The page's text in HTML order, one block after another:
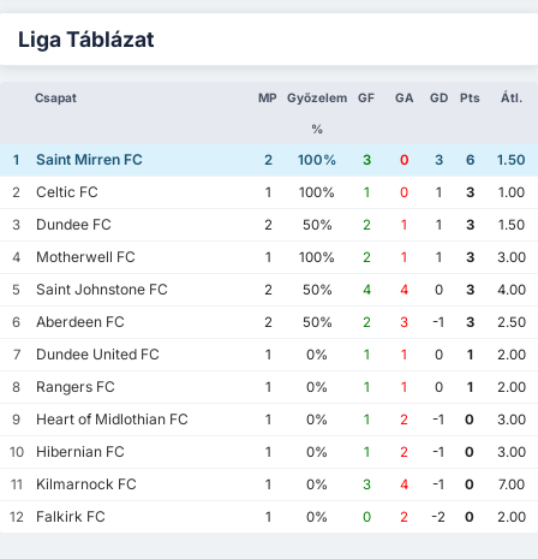
Liga Táblázat
Csapat MP Győzelem
%
GF GA GD Pts Átl.
1 Saint Mirren FC 2 100% 3 0 3 6
1.50
2
Celtic FC 1 100% 1 0 1 3
1.00
3
Dundee FC 2 50% 2 1 1 3
1.50
4
Motherwell FC 1 100% 2 1 1 3
3.00
5
Saint Johnstone FC 2 50% 4 4 0 3
4.00
6
Aberdeen FC 2 50% 2 3 -1 3
2.50
7
Dundee United FC 1 0% 1 1 0 1
2.00
8
Rangers FC 1 0% 1 1 0 1
2.00
9
Heart of Midlothian FC 1 0% 1 2 -1 0
3.00
10
Hibernian FC 1 0% 1 2 -1 0
3.00
11
Kilmarnock FC 1 0% 3 4 -1 0
7.00
12
Falkirk FC 1 0% 0 2 -2 0 2.00